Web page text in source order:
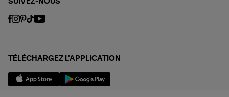
TÉLÉCHARGEZ L'APPLICATION